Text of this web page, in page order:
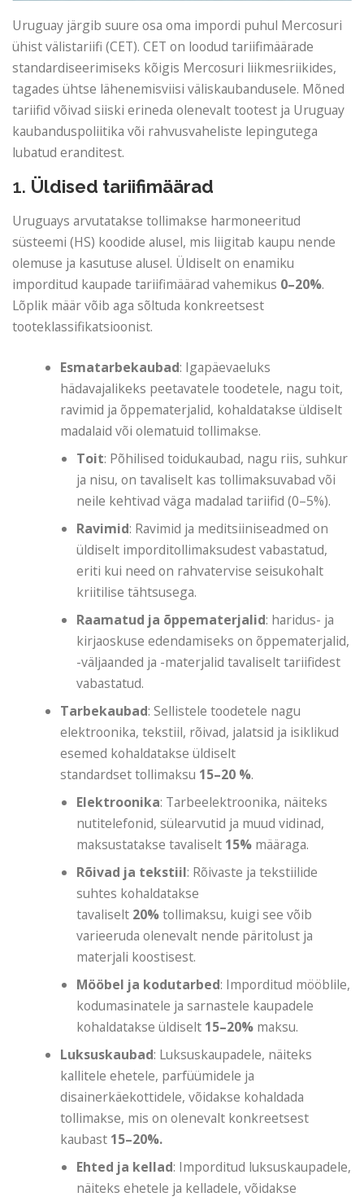
Uruguay järgib suure osa oma impordi puhul Mercosuri
ühist välistariifi (CET). CET on loodud tariifimäärade
standardiseerimiseks kõigis Mercosuri liikmesriikides,
tagades ühtse lähenemisviisi väliskaubandusele. Mõned
tariifid võivad siiski erineda olenevalt tootest ja Uruguay
kaubanduspoliitika või rahvusvaheliste lepingutega
lubatud eranditest.
1. Üldised tariifimäärad
Uruguays arvutatakse tollimakse harmoneeritud
süsteemi (HS) koodide alusel, mis liigitab kaupu nende
olemuse ja kasutuse alusel. Üldiselt on enamiku
imporditud kaupade tariifimäärad vahemikus 0–20%.
Lõplik määr võib aga sõltuda konkreetsest
tooteklassifikatsioonist.
Esmatarbekaubad: Igapäevaeluks
hädavajalikeks peetavatele toodetele, nagu toit,
ravimid ja õppematerjalid, kohaldatakse üldiselt
madalaid või olematuid tollimakse.
Toit: Põhilised toidukaubad, nagu riis, suhkur
ja nisu, on tavaliselt kas tollimaksuvabad või
neile kehtivad väga madalad tariifid (0–5%).
Ravimid: Ravimid ja meditsiiniseadmed on
üldiselt imporditollimaksudest vabastatud,
eriti kui need on rahvatervise seisukohalt
kriitilise tähtsusega.
Raamatud ja õppematerjalid: haridus- ja
kirjaoskuse edendamiseks on õppematerjalid,
-väljaanded ja -materjalid tavaliselt tariifidest
vabastatud.
Tarbekaubad: Sellistele toodetele nagu
elektroonika, tekstiil, rõivad, jalatsid ja isiklikud
esemed kohaldatakse üldiselt
standardset tollimaksu 15–20 %.
Elektroonika: Tarbeelektroonika, näiteks
nutitelefonid, sülearvutid ja muud vidinad,
maksustatakse tavaliselt 15% määraga.
Rõivad ja tekstiil: Rõivaste ja tekstiilide
suhtes kohaldatakse
tavaliselt 20%tollimaksu, kuigi see võib
varieeruda olenevalt nende päritolust ja
materjali koostisest.
Mööbel ja kodutarbed: Imporditud mööblile,
kodumasinatele ja sarnastele kaupadele
kohaldatakse üldiselt 15–20% maksu.
Luksuskaubad: Luksuskaupadele, näiteks
kallitele ehetele, parfüümidele ja
disainerkäekottidele, võidakse kohaldada
tollimakse, mis on olenevalt konkreetsest
kaubast 15–20%.
Ehted ja kellad: Imporditud luksuskaupadele,
näiteks ehetele ja kelladele, võidakse